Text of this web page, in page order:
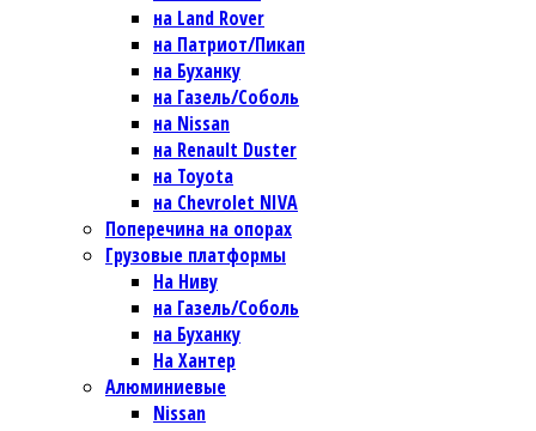
на Land Rover
на Патриот/Пикап
на Буханку
на Газель/Соболь
на Nissan
на Renault Duster
на Toyota
на Chevrolet NIVA
Поперечина на опорах
Грузовые платформы
На Ниву
на Газель/Соболь
на Буханку
На Хантер
Алюминиевые
Nissan